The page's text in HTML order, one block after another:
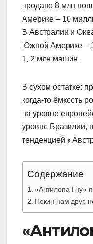
продано 8 млн
Америке – 10
В Австралии и
Южной Америке –
1, 2 млн машин.
В сухом остатке:
когда-то ёмкость
на уровне
уровне Бразилии,
тенденцией к
Содержание
«Антилопа-Гну»
Пекин нам друг,